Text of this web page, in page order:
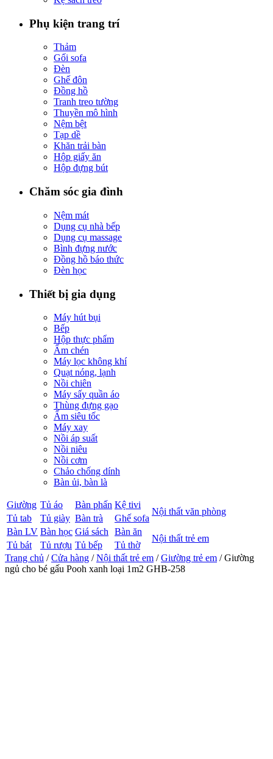
Phụ kiện trang trí
Thảm
Gối sofa
Đèn
Ghế đôn
Đồng hồ
Tranh treo tường
Thuyền mô hình
Nệm bệt
Tạp dề
Khăn trải bàn
Hộp giấy ăn
Hộp đựng bút
Chăm sóc gia đình
Nệm mát
Dụng cụ nhà bếp
Dụng cụ massage
Bình đựng nước
Đồng hồ báo thức
Đèn học
Thiết bị gia dụng
Máy hút bụi
Bếp
Hộp thực phẩm
Ấm chén
Máy lọc không khí
Quạt nóng, lạnh
Nồi chiên
Máy sấy quần áo
Thùng đựng gạo
Ấm siêu tốc
Máy xay
Nồi áp suất
Nồi niêu
Nồi cơm
Chảo chống dính
Bàn ủi, bàn là
Giường Tủ áo Bàn phấn Kệ tivi
Nội thất văn phòng
Tủ tab Tủ giày Bàn trà
Ghế sofa
Bàn LV Bàn học Giá sách Bàn ăn
Nội thất trẻ em
Tủ bát Tủ rượu Tủ bếp
Tủ thờ
Trang chủ /Cửa hàng /Nội thất trẻ em /Giường trẻ em / Giường
ngủ cho bé gấu Pooh xanh loại 1m2 GHB-258